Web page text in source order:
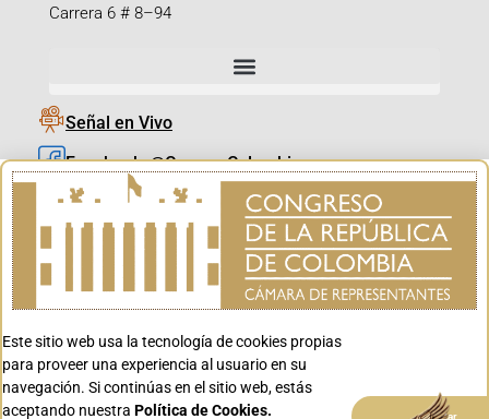
Carrera 6 # 8–94
Señal en Vivo
Facebook_@CamaraColombia
Instagram_@CamaraColombia
X_@CamaraColombia
Youtube_@CamaraColombia
Youtube_@CanalCongreso
Este sitio web usa la tecnología de cookies propias
para proveer una experiencia al usuario en su
navegación. Si continúas en el sitio web, estás
aceptando nuestra Política de Cookies. Aceptar